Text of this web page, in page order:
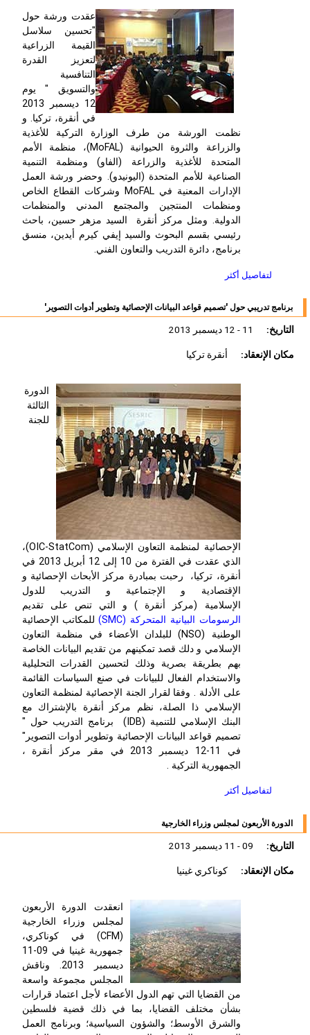
عقدت ورشة حول
"تحسين سلاسل
القيمة الزراعية
لتعزيز القدرة
التنافسية
والتسويق " يوم
12 ديسمبر 2013
في أنقرة، تركيا. و
نظمت الورشة من طرف الوزارة التركية للأغذية
والزراعة والثروة الحيوانية (MoFAL)، منظمة الأمم
المتحدة للأغذية والزراعة (الفاو) ومنظمة التنمية
الصناعية للأمم المتحدة (اليونيدو). وحضر ورشة العمل
الإدارات المعنية في MoFAL وشركات القطاع الخاص
ومنظمات المنتجين والمجتمع المدني والمنظمات
الدولية. ومثل مركز أنقرة السيد مزهر حسين، باحث
رئيسي بقسم البحوث والسيد إيفي كيرم أيدين، منسق
برنامج، دائرة التدريب والتعاون الفني.
لتفاصيل أكثر
برنامج تدريبي حول 'تصميم قواعد البيانات الإحصائية وتطوير أدوات التصوير'
التاريخ:
مكان الإنعقاد:
أنقرة تركيا
الدورة
الثالثة
للجنة
الإحصائية لمنظمة التعاون الإسلامي (OIC-StatCom)،
الذي عقدت في الفترة من 10 إلى 12 أبريل 2013 في
أنقرة، تركيا، رحبت بمبادرة مركز الأبحاث الإحصائية و
الإقتصادية و الإجتماعية و التدريب للدول
الإسلامية (مركز أنقرة ) و التي تنص على تقديم
الرسومات البيانية المتحركة(SMC)
للمكاتب الإحصائية
الوطنية (NSO) للبلدان الأعضاء في منظمة التعاون
الإسلامي و دلك قصد تمكينهم من تقديم البيانات الخاصة
بهم بطريقة بصرية وذلك لتحسين القدرات التحليلية
والاستخدام الفعال للبيانات في صنع السياسات القائمة
على الأدلة . وفقا لقرار الجنة الإحصائية لمنظمة التعاون
الإسلامي ذا الصلة، نظم مركز أنقرة بالإشتراك مع
البنك الإسلامي للتنمية (IDB) برنامج التدريب حول "
تصميم قواعد البيانات الإحصائية وتطوير أدوات التصوير"
في 11-12 ديسمبر 2013 في مقر مركز أنقرة ،
الجمهورية التركية .
لتفاصيل أكثر
الدورة الأربعون لمجلس وزراء الخارجية
التاريخ:
مكان الإنعقاد:
كوناكري غينيا
انعقدت الدورة الأربعون
لمجلس وزراء الخارجية
(CFM) في كوناكري،
جمهورية غينيا في 09-11
ديسمبر 2013. وناقش
المجلس مجموعة واسعة
من القضايا التي تهم الدول الأعضاء لأجل اعتماد قرارات
بشأن مختلف القضايا، بما في ذلك قضية فلسطين
والشرق الأوسط؛ والشؤون السياسية؛ وبرنامج العمل